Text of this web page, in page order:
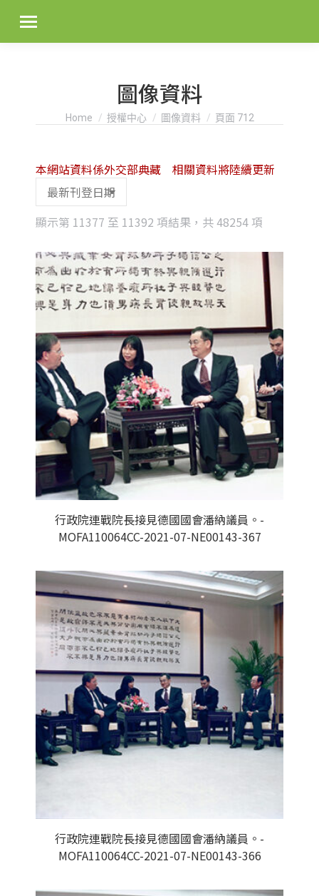
圖像資料
You are here:
Home 授權中心 圖像資料 頁面 712
顯示第 11377 至 11392 項結果，共 48254 項
latest
本網站資料係外交部典藏 相關資料將陸續更新
行政院連戰院長接見德國國會潘納議員。-
MOFA110064CC-2021-07-NE00143-367
行政院連戰院長接見德國國會潘納議員。-
MOFA110064CC-2021-07-NE00143-366